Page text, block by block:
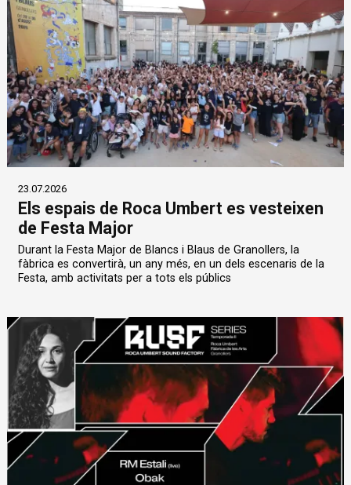
23.07.2026
Els espais de Roca Umbert es vesteixen
de Festa Major
Durant la Festa Major de Blancs i Blaus de Granollers, la
fàbrica es convertirà, un any més, en un dels escenaris de la
Festa, amb activitats per a tots els públics